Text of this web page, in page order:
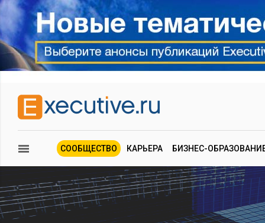
СООБЩЕСТВО КАРЬЕРА БИЗНЕС-